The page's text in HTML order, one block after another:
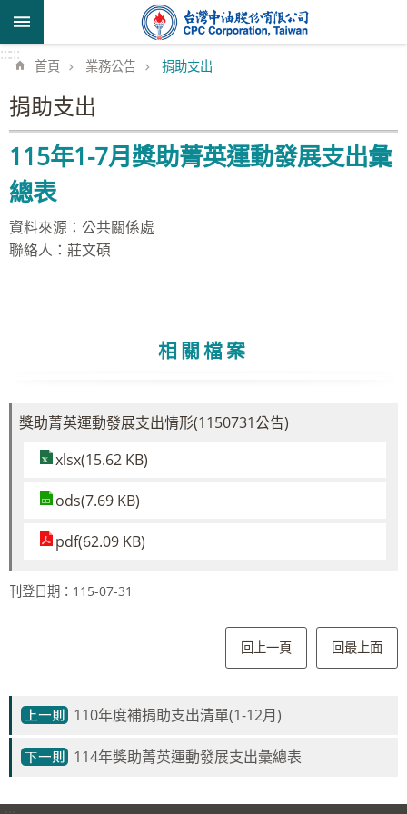
跳到主要內容區塊
::::::
首頁 業務公告 捐助支出
捐助支出
115年1-7月獎助菁英運動發展支出彙
總表
資料來源：公共關係處
聯絡人：莊文碩
相關檔案
獎助菁英運動發展支出情形(1150731公告)
xlsx(15.62 KB)
ods(7.69 KB)
pdf(62.09 KB)
刊登日期：115-07-31
回上一頁 回最上面
110年度補捐助支出清單(1-12月)
114年獎助菁英運動發展支出彙總表